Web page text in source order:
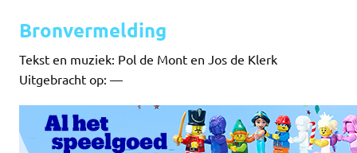
Bronvermelding
Tekst en muziek: Pol de Mont en Jos de Klerk
Uitgebracht op: —